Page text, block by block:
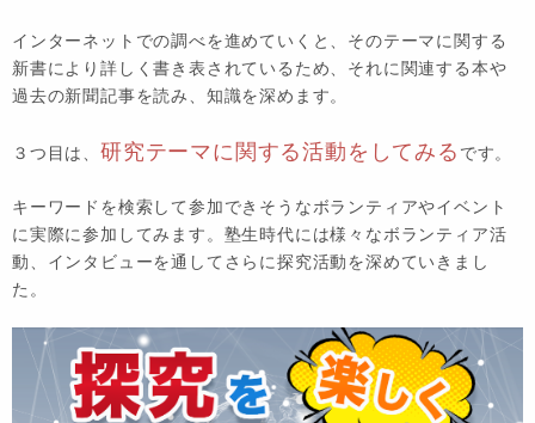
インターネットでの調べを進めていくと、そのテーマに関する
新書により詳しく書き表されているため、それに関連する本や
過去の新聞記事を読み、知識を深めます。
３つ目は、 研究テーマに関する活動をしてみる です。
キーワードを検索して参加できそうなボランティアやイベント
に実際に参加してみます。塾生時代には様々なボランティア活
動、インタビューを通してさらに探究活動を深めていきまし
た。